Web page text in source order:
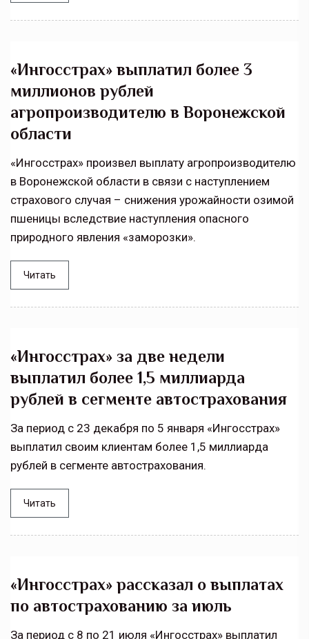
«Ингосстрах» выплатил более 3
миллионов рублей
агропроизводителю в Воронежской
области
«Ингосстрах» произвел выплату агропроизводителю
в Воронежской области в связи с наступлением
страхового случая – снижения урожайности озимой
пшеницы вследствие наступления опасного
природного явления «заморозки».
Читать
«Ингосстрах» за две недели
выплатил более 1,5 миллиарда
рублей в сегменте автострахования
За период с 23 декабря по 5 января «Ингосстрах»
выплатил своим клиентам более 1,5 миллиарда
рублей в сегменте автострахования.
Читать
«Ингосстрах» рассказал о выплатах
по автострахованию за июль
За период с 8 по 21 июля «Ингосстрах» выплатил